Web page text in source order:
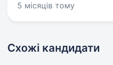
5 місяців тому
Схожі кандидати